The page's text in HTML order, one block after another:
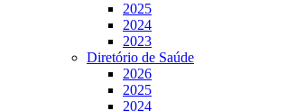
2025
2024
2023
Diretório de Saúde
2026
2025
2024